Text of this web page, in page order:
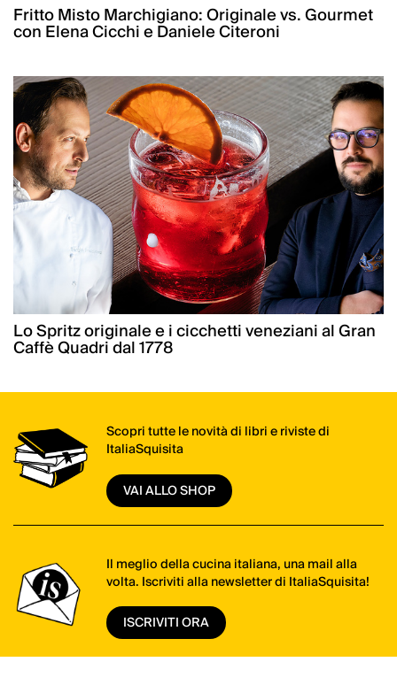
Fritto Misto Marchigiano: Originale vs. Gourmet
con Elena Cicchi e Daniele Citeroni
Lo Spritz originale e i cicchetti veneziani al Gran
Caffè Quadri dal 1778
Scopri tutte le novità di libri e riviste di
ItaliaSquisita
VAI ALLO SHOP
Il meglio della cucina italiana, una mail alla
volta. Iscriviti alla newsletter di ItaliaSquisita!
ISCRIVITI ORA